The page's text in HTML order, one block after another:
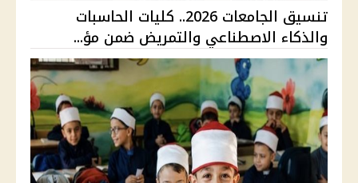
تنسيق الجامعات 2026.. كليات الحاسبات
والذكاء الاصطناعي والتمريض ضمن مؤ...